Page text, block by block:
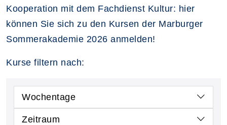
Kooperation mit dem Fachdienst Kultur: hier
können Sie sich zu den Kursen der Marburger
Sommerakademie 2026 anmelden!
Kurse filtern nach:
Wochentage
Zeitraum